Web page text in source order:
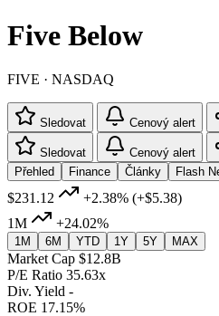
Five Below
FIVE · NASDAQ
Sledovat Cenový alert
Sledovat
Cenový alert
Přehled
Finance Články Flash
$231.12 +2.38% (+$5.38)
1M
+24.02%
1M 6M YTD 1Y 5Y MAX
Market Cap $12.8B
P/E Ratio 35.63x
Div. Yield -
ROE 17.15%